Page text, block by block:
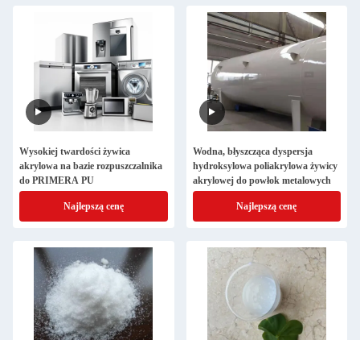
Wysokiej twardości żywica
akrylowa na bazie rozpuszczalnika
do PRIMERA PU
Najlepszą cenę
Wodna, błyszcząca dyspersja
hydroksylowa poliakrylowa żywicy
akrylowej do powłok metalowych
Najlepszą cenę